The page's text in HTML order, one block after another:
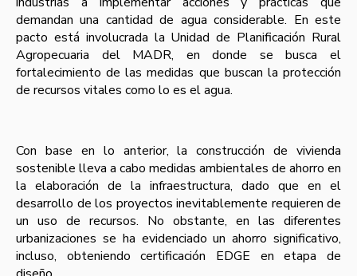
demandan una cantidad de agua considerable. En este
pacto está involucrada la Unidad de Planificación Rural
Agropecuaria del MADR, en donde se busca el
fortalecimiento de las medidas que buscan la protección
de recursos vitales como lo es el agua.
Con base en lo anterior, la construcción de vivienda
sostenible lleva a cabo medidas ambientales de ahorro en
la elaboración de la infraestructura, dado que en el
desarrollo de los proyectos inevitablemente requieren de
un uso de recursos. No obstante, en las diferentes
urbanizaciones se ha evidenciado un ahorro significativo,
incluso, obteniendo certificación EDGE en etapa de